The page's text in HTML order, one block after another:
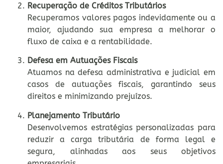
Recuperação de Créditos Tributários
Recuperamos valores pagos indevidamente ou a
maior, ajudando sua empresa a melhorar o
fluxo de caixa e a rentabilidade.
Defesa em Autuações Fiscais
Atuamos na defesa administrativa e judicial em
casos de autuações fiscais, garantindo seus
direitos e minimizando prejuízos.
Planejamento Tributário
Desenvolvemos estratégias personalizadas para
reduzir a carga tributária de forma legal e
segura, alinhadas aos seus objetivos